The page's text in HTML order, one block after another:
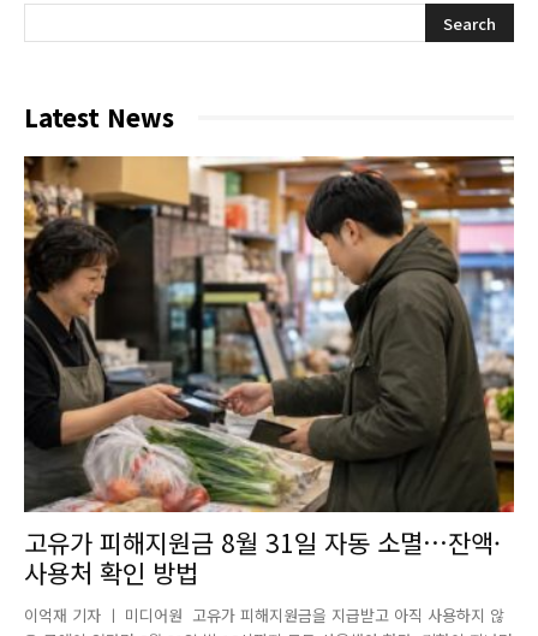
Latest News
고유가 피해지원금 8월 31일 자동 소멸…잔액·
사용처 확인 방법
이억재 기자 ㅣ 미디어원 고유가 피해지원금을 지급받고 아직 사용하지 않